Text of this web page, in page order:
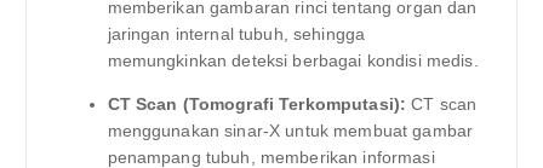
memberikan gambaran rinci tentang organ dan
jaringan internal tubuh, sehingga
memungkinkan deteksi berbagai kondisi medis.
CT Scan (Tomografi Terkomputasi): CT scan
menggunakan sinar-X untuk membuat gambar
penampang tubuh, memberikan informasi